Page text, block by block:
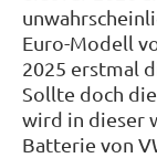
Euro-Modell
2025 erstmal
Sollte doch
wird in dieser
Batterie von